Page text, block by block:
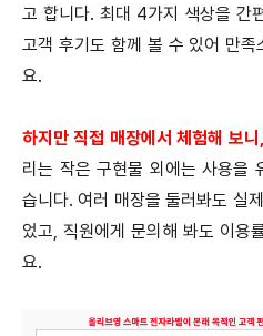
고 합니다. 최대 4가지 색상을 간
고객 후기도 함께 볼 수 있어 만족
요.
하지만 직접 매장에서 체험해 보
리는 작은 구현물 외에는 사용을
습니다. 여러 매장을 둘러봐도 실
었고, 직원에게 문의해 봐도 이용
요.